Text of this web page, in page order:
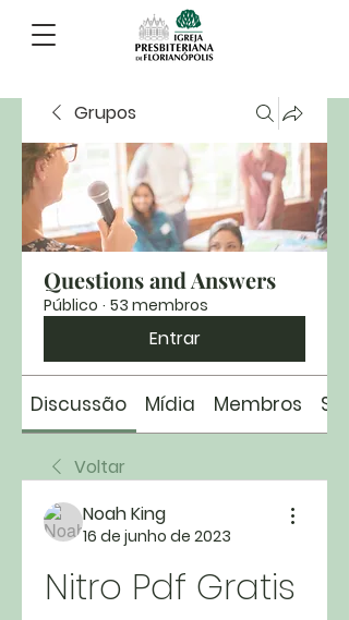
Grupos
Questions and Answers
Público · 53 membros
Entrar
Discussão Mídia Membros
Voltar
Noah King
16 de junho de 2023
Nitro Pdf Gratis